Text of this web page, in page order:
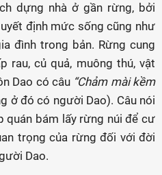
dựng nhà ở gần rừng, bởi
định mức sống cũng như
đình trong bản. Rừng cung
rau, củ quả, muông thú, vật
Dao có câu “Chảm mài kềm
ở đó có người Dao). Câu nói
quán bám lấy rừng núi để cư
trọng của rừng đối với đời
Dao.